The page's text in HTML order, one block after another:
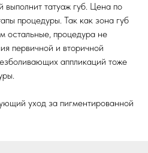
выполнит татуаж губ. Цена по
процедуры. Так как зона губ
остальные, процедура не
первичной и вторичной
аппликаций тоже
уход за пигментированной